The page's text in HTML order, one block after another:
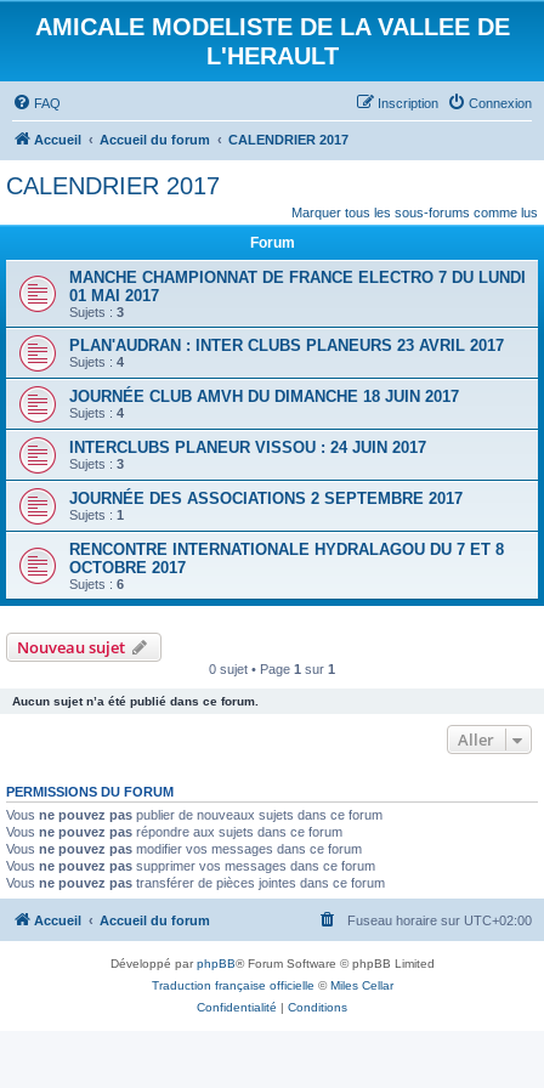
AMICALE MODELISTE DE LA VALLEE DE
L'HERAULT
FAQ Connexion
Inscription
Accueil Accueil du forum CALENDRIER 2017
CALENDRIER 2017
Marquer tous les sous-forums comme lus
Forum
MANCHE CHAMPIONNAT DE FRANCE ELECTRO 7 DU LUNDI
01 MAI 2017
Sujets : 3
PLAN'AUDRAN : INTER CLUBS PLANEURS 23 AVRIL 2017
Sujets : 4
JOURNÉE CLUB AMVH DU DIMANCHE 18 JUIN 2017
Sujets : 4
INTERCLUBS PLANEUR VISSOU : 24 JUIN 2017
Sujets : 3
JOURNÉE DES ASSOCIATIONS 2 SEPTEMBRE 2017
Sujets : 1
RENCONTRE INTERNATIONALE HYDRALAGOU DU 7 ET 8
OCTOBRE 2017
Sujets : 6
Nouveau sujet
0 sujet • Page 1 sur 1
Aucun sujet n’a été publié dans ce forum.
Aller
PERMISSIONS DU FORUM
Vous ne pouvez pas publier de nouveaux sujets dans ce forum
Vous ne pouvez pas répondre aux sujets dans ce forum
Vous ne pouvez pas modifier vos messages dans ce forum
Vous ne pouvez pas supprimer vos messages dans ce forum
Vous ne pouvez pas transférer de pièces jointes dans ce forum
Accueil Accueil du forum Fuseau horaire sur UTC+02:00
Développé parphpBB® Forum Software © phpBB Limited
Traduction française officielle ©Miles Cellar
Confidentialité | Conditions